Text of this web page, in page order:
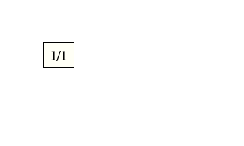
1/1